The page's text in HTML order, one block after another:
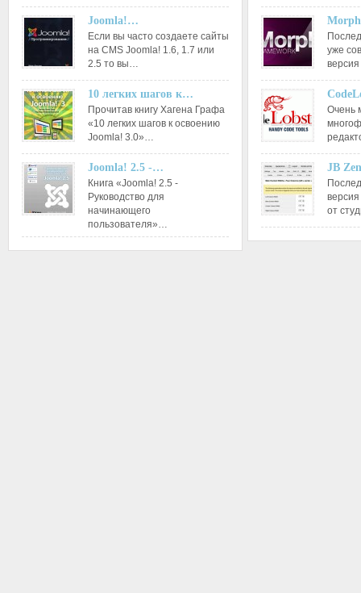
Joomla!…
Если вы часто создаете сайты
на CMS Joomla! 1.6, 1.7 или
2.5 то вы…
10 легких шагов к…
Прочитав книгу Хагена Графа
«10 легких шагов к освоению
Joomla! 3.0»…
Joomla! 2.5 -…
Книга «Joomla! 2.5 -
Руководство для
начинающего
пользователя»…
уже
Очень
JB
от